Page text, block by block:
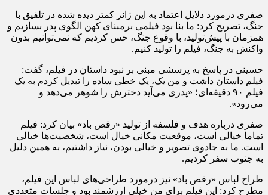
صفری درمورد دلایل اعتماد به این ژانر کمتر دیده شده در تلفیق با
جنگ، تصریح کرد: ما بنا بود فیلمی برمبنای کهن الگوی پدر بسازیم و
همزمان با پیش‌تولید، با وقوع جنگ، حس کردیم که نمی‌توانیم بدون
واکنش به جنگ، فیلم را تولید کنیم.
حسینی در پاسخ به پرسشی مبنی بر نبود داستان در فیلم، گفت:
فیلم داستان داشت و من یک، یک خطی ساده را تبدیل کردم به یک
فیلم ۹۰ دقیقه‌ای؛ «پدری می‌آید دخترش را شوهر می‌دهد و
می‌رود».
صفری درباره هدف و فلسفه از تولید «رقص باد» بیان کرد: فیلم
تماما خیالی است، موقعیت مکانی خیال است، شخصیت‌ها خیالی
است. ما به جادوی تصویر و خیالی بودن، نیاز داشتیم، به همین دلیل
به جنوب سفر کردیم.
طراح لباس «رقص باد» نیز درمورد طراحی‌های لباس این فیلم،
مطرح کرد: این فیلم برای من خیلی ارزشمند بود و جلسات متعددی